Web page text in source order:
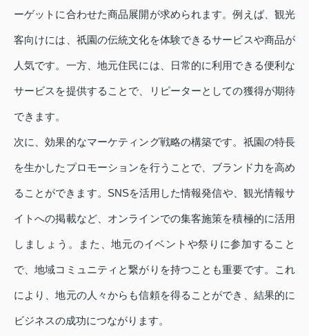
ーゲットに合わせた商品展開が求められます。例えば、観光
客向けには、祇園の伝統文化を体験できるサービスや商品が
人気です。一方、地元住民には、日常的に利用できる便利な
サービスを提供することで、リピーターとしての獲得が期待
できます。
次に、効果的なマーケティング戦略の構築です。祇園の特長
を生かしたプロモーションを行うことで、ブランド力を高め
ることができます。SNSを活用した情報発信や、観光情報サ
イトへの掲載など、オンラインでの集客施策を積極的に活用
しましょう。また、地元のイベントや祭りに参加すること
で、地域コミュニティと繋がりを持つことも重要です。これ
により、地元の人々からも信頼を得ることができ、結果的に
ビジネスの成功につながります。